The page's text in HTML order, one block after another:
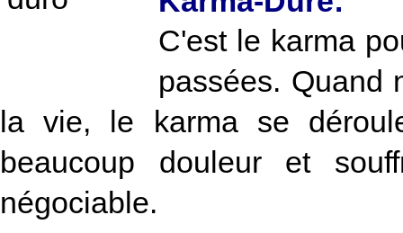
C'est le karma
passées. Quand
la vie, le karma se
beaucoup douleur et
négociable.